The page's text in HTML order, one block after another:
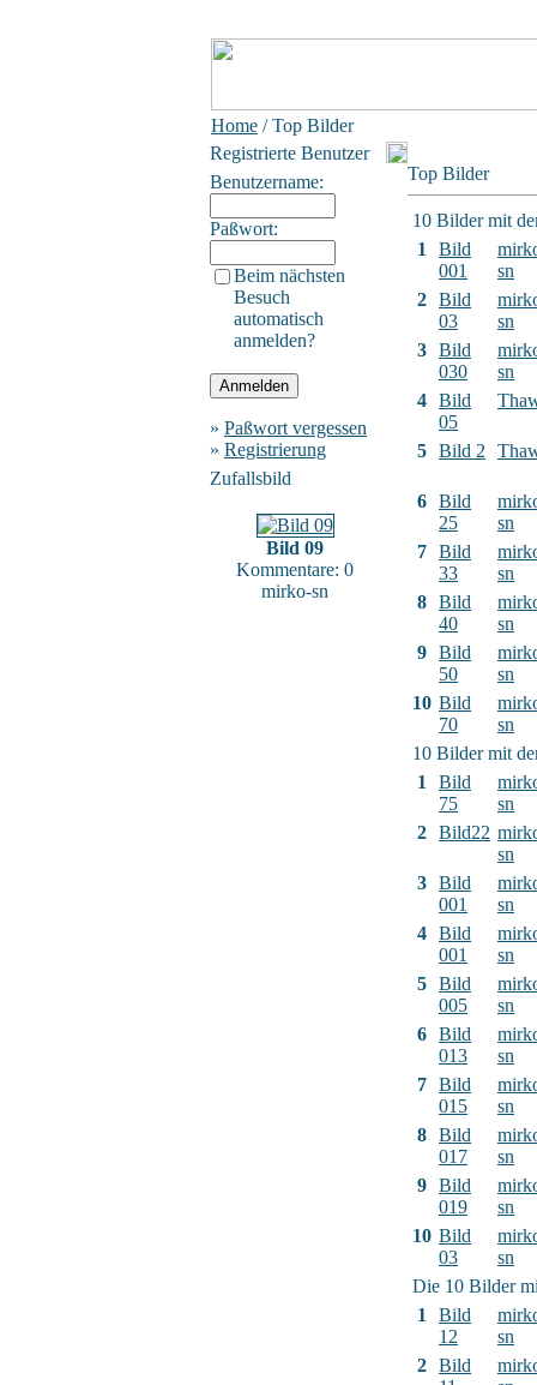
Home / Top Bilder
Registrierte Benutzer
Benutzername:
Paßwort:
Beim nächsten
Besuch
automatisch
anmelden?
» Paßwort vergessen
» Registrierung
Zufallsbild
Bild 09
Kommentare: 0
mirko-sn
Top Bilder
10 Bilder mit
1
Bild
001
sn
2 Bild
03
sn
3 Bild
030
sn
4 Bild
05
5 Bild 2
6 Bild
25
sn
7 Bild
33
sn
8 Bild
40
sn
9 Bild
50
sn
10 Bild
70
sn
10 Bilder mit
1
Bild
75
sn
2 Bild22
sn
3 Bild
001
sn
4 Bild
001
sn
5 Bild
005
sn
6 Bild
013
sn
7 Bild
015
sn
8 Bild
017
sn
9 Bild
019
sn
10 Bild
03
sn
Die 10 Bilder
1
Bild
12
sn
2 Bild